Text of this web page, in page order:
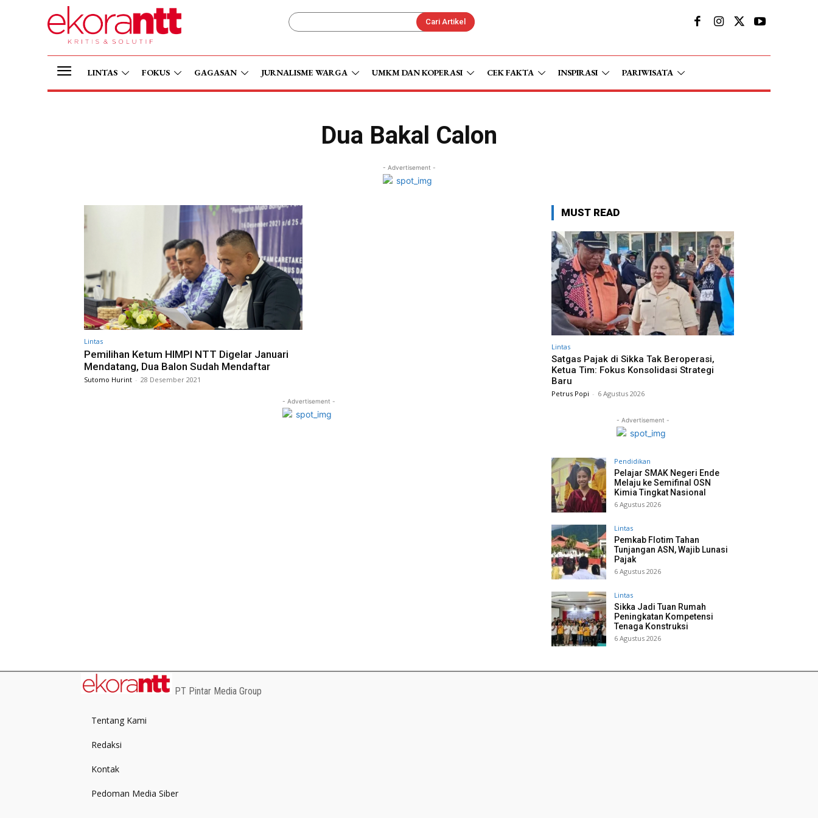
Cari Artikel
LINTAS FOKUS GAGASAN JURNALISME WARGA UMKM DAN KOPERASI CEK FAKTA INSPIRASI PARIWISATA
Dua Bakal Calon
- Advertisement -
Lintas
Pemilihan Ketum HIMPI NTT Digelar Januari
Mendatang, Dua Balon Sudah Mendaftar
Sutomo Hurint - 28 Desember 2021
- Advertisement -
MUST READ
Lintas
Satgas Pajak di Sikka Tak Beroperasi,
Ketua Tim: Fokus Konsolidasi Strategi
Baru
Petrus Popi - 6 Agustus 2026
- Advertisement -
Pendidikan
Pelajar SMAK Negeri Ende
Melaju ke Semifinal OSN
Kimia Tingkat Nasional
6 Agustus 2026
Lintas
Pemkab Flotim Tahan
Tunjangan ASN, Wajib Lunasi
Pajak
6 Agustus 2026
Lintas
Sikka Jadi Tuan Rumah
Peningkatan Kompetensi
Tenaga Konstruksi
6 Agustus 2026
PT Pintar Media Group
Tentang Kami
Redaksi
Kontak
Pedoman Media Siber